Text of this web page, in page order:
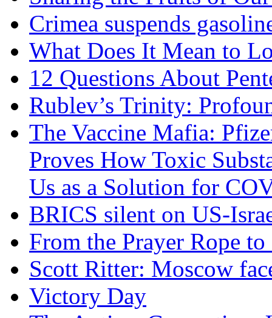
Crimea suspends
What Does It Mean to
12 Questions About
Rublev’s Trinity:
The Vaccine Mafia:
Proves How Toxic
Us as a Solution for
BRICS silent on US-
From the Prayer Rope
Scott Ritter: Moscow
Victory Day